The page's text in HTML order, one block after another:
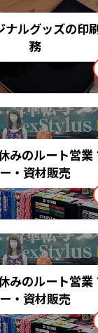
ナルグッズの印
務
みのルート営業
ー・資材販売
みのルート営業
ー・資材販売